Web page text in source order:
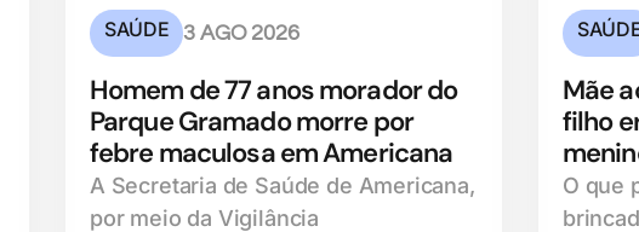
SAÚDE 3 AGO 2026
Homem de 77 anos morador do
Parque Gramado morre por
febre maculosa em Americana
A Secretaria de Saúde de Americana,
por meio da Vigilância
Mãe
filho
O que